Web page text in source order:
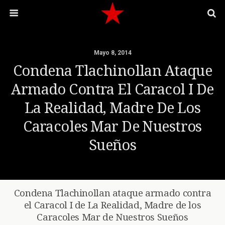
Mayo 8, 2014
Condena Tlachinollan Ataque
Armado Contra El Caracol I De
La Realidad, Madre De Los
Caracoles Mar De Nuestros
Sueños
Condena Tlachinollan ataque armado contra
el Caracol I de La Realidad, Madre de los
Caracoles Mar de Nuestros Sueños